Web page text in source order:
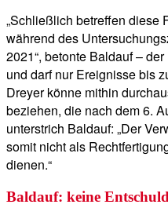
„Schließlich betreffen diese
während des
2021“, betonte Baldauf –
und darf nur Ereignisse bis
Dreyer könne mithin
beziehen, die nach dem 6.
unterstrich Baldauf: „Der
somit nicht als
dienen.“
Baldauf: keine